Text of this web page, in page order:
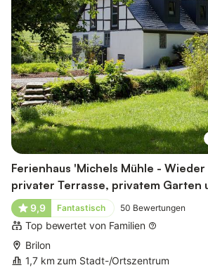
Ferienhaus 'Michels Mühle -
privater Terrasse, privatem Garten
9,9 Fantastisch 50 Bewertungen
Top bewertet von Familien
Brilon
1,7 km zum Stadt-/Ortszentrum